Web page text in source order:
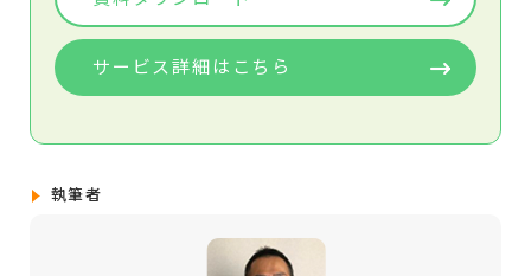
サービス詳細はこちら
執筆者